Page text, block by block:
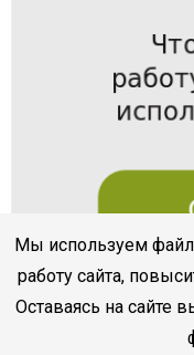
Мы используем
работу сайта,
Оставаясь на сайте